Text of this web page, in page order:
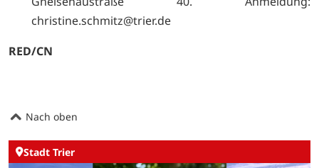
christine.schmitz@trier.de
RED/CN
Nach oben
Stadt Trier